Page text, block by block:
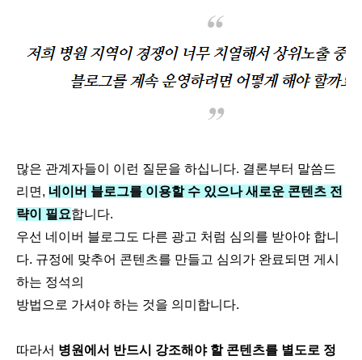
많은 관계자들이 이런 질문을 하십니다. 결론부터 말씀드
리면, 네이버 블로그를 이용할 수 있으나 새로운 콘텐츠 전
략이 필요합니다.
우선 네이버 블로그도 다른 광고 처럼 심의를 받아야 합니
다. 규정에 맞추어 콘텐츠를 만들고 심의가 완료되면 게시
하는 정석의
방법으로 가셔야 하는 것을 의미합니다.
따라서 병원에서 반드시 강조해야 할 콘텐츠를 별도로 정